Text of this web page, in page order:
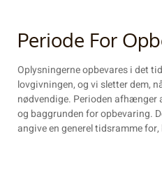
Periode For
Oplysningerne opbevares i det
lovgivningen, og vi sletter dem,
nødvendige. Perioden afhænger
og baggrunden for opbevaring.
angive en generel tidsramme